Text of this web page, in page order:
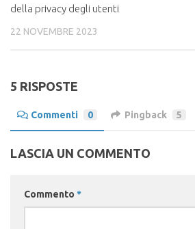
della privacy degli utenti
22 NOVEMBRE 2023
5 RISPOSTE
Commenti 0 Pingback 5
LASCIA UN COMMENTO
Commento *